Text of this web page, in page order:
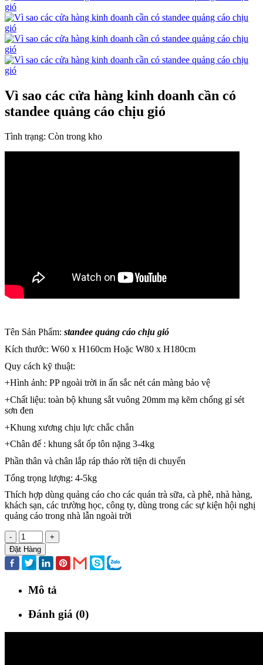
Vì sao các cửa hàng kinh doanh cần có
standee quảng cáo chịu gió
Tình trạng: Còn trong kho
Tên Sản Phẩm: standee quảng cáo chịu gió
Kích thước: W60 x H160cm Hoặc W80 x H180cm
Quy cách kỹ thuật:
+Hình ảnh: PP ngoài trời in ấn sắc nét cán màng bảo vệ
+Chất liệu: toàn bộ khung sắt vuông 20mm mạ kẽm chống gỉ sét
sơn đen
+Khung xương chịu lực chắc chắn
+Chân đế : khung sắt ốp tôn nặng 3-4kg
Phần thân và chân lắp ráp tháo rời tiện di chuyển
Tổng trọng lượng: 4-5kg
Thích hợp dùng quảng cáo cho các quán trà sữa, cà phê, nhà hàng,
khách sạn, các trường học, công ty, dùng trong các sự kiện hội nghị
quảng cáo trong nhà lẫn ngoài trời
-
+
Đặt Hàng
Mô tả
Đánh giá (0)